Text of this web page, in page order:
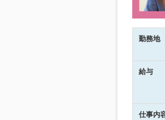
勤務地
給与
仕事内